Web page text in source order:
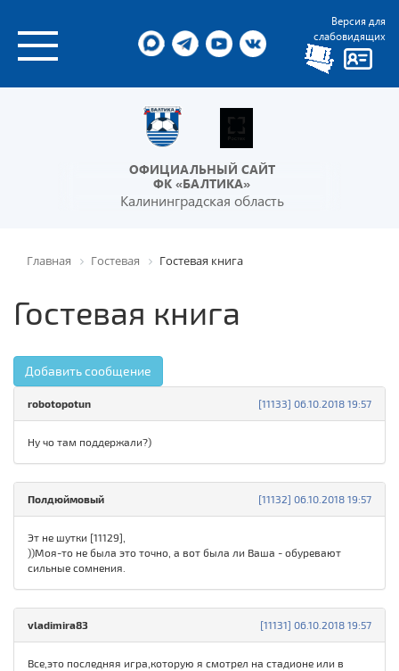
Версия для
слабовидящих
ОФИЦИАЛЬНЫЙ САЙТ
ФК «БАЛТИКА»
Калининградская область
Главная Гостевая Гостевая книга
Гостевая книга
Добавить сообщение
[11133] 06.10.2018 19:57
robotopotun
Ну чо там поддержали?)
[11132] 06.10.2018 19:57
Полдюймовый
Эт не шутки [11129],
))Моя-то не была это точно, а вот была ли Ваша - обуревают
сильные сомнения.
[11131] 06.10.2018 19:57
vladimira83
Все,это последняя игра,которую я смотрел на стадионе или в